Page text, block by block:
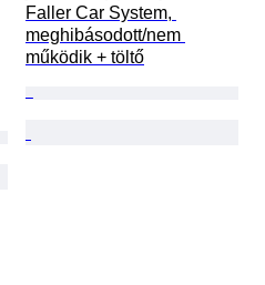
Faller Car System,
meghibásodott/nem
működik + töltő